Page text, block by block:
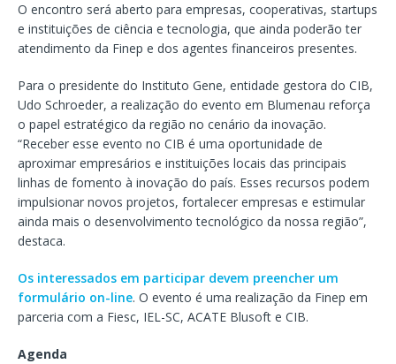
O encontro será aberto para empresas, cooperativas, startups
e instituições de ciência e tecnologia, que ainda poderão ter
atendimento da Finep e dos agentes financeiros presentes.
Para o presidente do Instituto Gene, entidade gestora do CIB,
Udo Schroeder, a realização do evento em Blumenau reforça
o papel estratégico da região no cenário da inovação.
“Receber esse evento no CIB é uma oportunidade de
aproximar empresários e instituições locais das principais
linhas de fomento à inovação do país. Esses recursos podem
impulsionar novos projetos, fortalecer empresas e estimular
ainda mais o desenvolvimento tecnológico da nossa região”,
destaca.
Os interessados em participar devem preencher um
formulário on-line. O evento é uma realização da Finep em
parceria com a Fiesc, IEL-SC, ACATE Blusoft e CIB.
Agenda